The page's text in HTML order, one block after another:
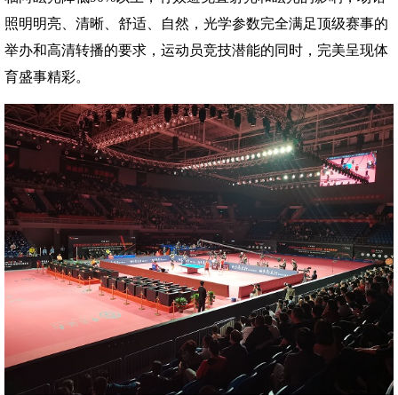
照明明亮、清晰、舒适、自然，光学参数完全满足顶级赛事的
举办和高清转播的要求，运动员竞技潜能的同时，完美呈现体
育盛事精彩。